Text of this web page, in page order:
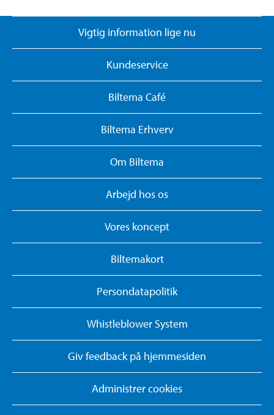
Vigtig information lige nu
Kundeservice
Biltema Café
Biltema Erhverv
Om Biltema
Arbejd hos os
Vores koncept
Biltemakort
Persondatapolitik
Whistleblower System
Giv feedback på hjemmesiden
Administrer cookies